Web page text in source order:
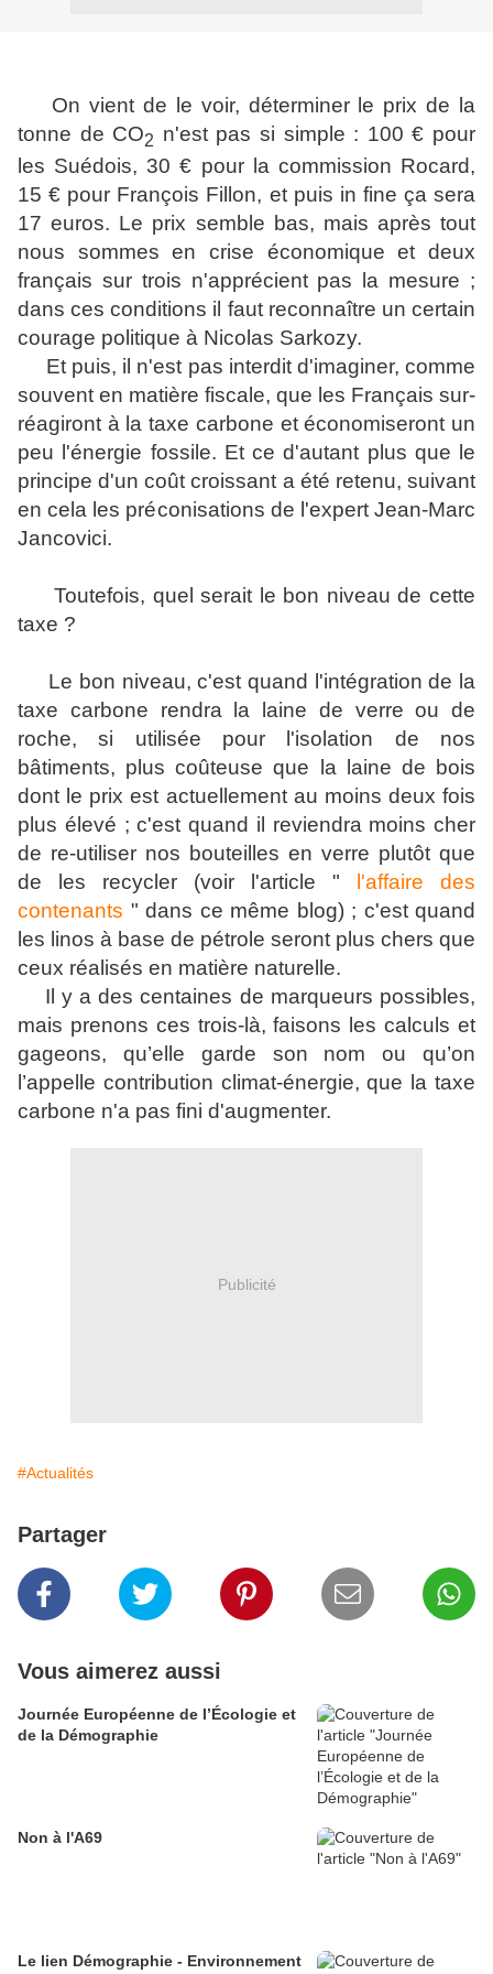
On vient de le voir, déterminer le prix de la
tonne de CO2 n'est pas si simple : 100 € pour
les Suédois, 30 € pour la commission Rocard,
15 € pour François Fillon, et puis in fine ça sera
17 euros. Le prix semble bas, mais après tout
nous sommes en crise économique et deux
français sur trois n'apprécient pas la mesure ;
dans ces conditions il faut reconnaître un certain
courage politique à Nicolas Sarkozy.
Et puis, il n'est pas interdit d'imaginer, comme
souvent en matière fiscale, que les Français sur-
réagiront à la taxe carbone et économiseront un
peu l'énergie fossile. Et ce d'autant plus que le
principe d'un coût croissant a été retenu, suivant
en cela les préconisations de l'expert Jean-Marc
Jancovici.
Toutefois, quel serait le bon niveau de cette
taxe ?
Le bon niveau, c'est quand l'intégration de la
taxe carbone rendra la laine de verre ou de
roche, si utilisée pour l'isolation de nos
bâtiments, plus coûteuse que la laine de bois
dont le prix est actuellement au moins deux fois
plus élevé ; c'est quand il reviendra moins cher
de re-utiliser nos bouteilles en verre plutôt que
de les recycler (voir l'article " l'affaire des
contenants " dans ce même blog) ; c'est quand
les linos à base de pétrole seront plus chers que
ceux réalisés en matière naturelle.
Il y a des centaines de marqueurs possibles,
mais prenons ces trois-là, faisons les calculs et
gageons, qu’elle garde son nom ou qu’on
l’appelle contribution climat-énergie, que la taxe
carbone n'a pas fini d'augmenter.
Publicité
#Actualités
Partager
Vous aimerez aussi
Journée Européenne de l’Écologie et
de la Démographie
Non à l'A69
Le lien Démographie - Environnement